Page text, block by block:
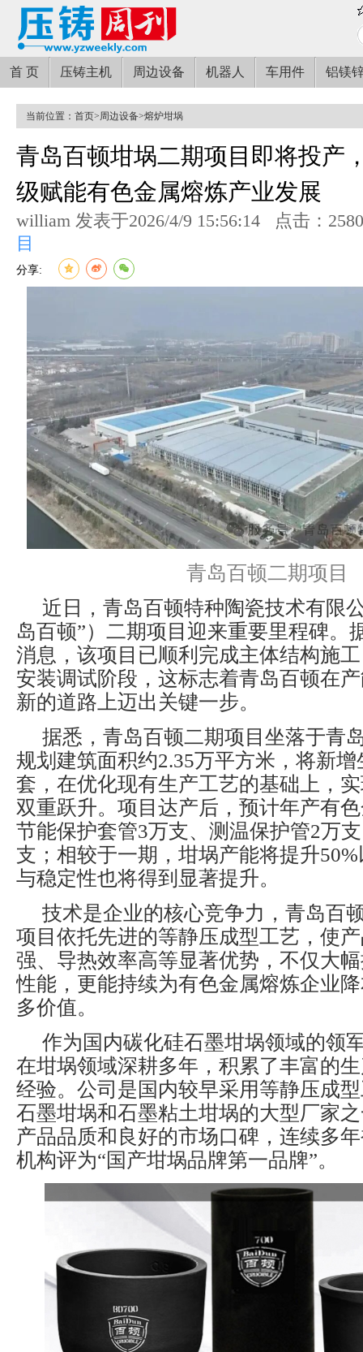
首 页 压铸主机 周边设备 机器人 车用件 铝镁
当前位置： 首页>周边设备>熔炉坩埚
青岛百顿坩埚二期项目即将投产
级赋能有色金属熔炼产业发展
william 发表于2026/4/9 15:56:14
点击：2580
目
分享:
青岛百顿二期项目
近日，青岛百顿特种陶瓷技术有限
岛百顿”）二期项目迎来重要里程碑。
消息，该项目已顺利完成主体结构施
安装调试阶段，这标志着青岛百顿在
新的道路上迈出关键一步。
据悉，青岛百顿二期项目坐落于青
规划建筑面积约2.35万平方米，将新增
套，在优化现有生产工艺的基础上，
双重跃升。项目达产后，预计年产有
节能保护套管3万支、测温保护管2万
支；相较于一期，坩埚产能将提升
与稳定性也将得到显著提升。
技术是企业的核心竞争力，青岛百
项目依托先进的等静压成型工艺，使
强、导热效率高等显著优势，不仅大
性能，更能持续为有色金属熔炼企业
多价值。
作为国内碳化硅石墨坩埚领域的领
在坩埚领域深耕多年，积累了丰富的
经验。公司是国内较早采用等静压成
石墨坩埚和石墨粘土坩埚的大型厂家
产品品质和良好的市场口碑，连续多
机构评为“国产坩埚品牌第一品牌”。